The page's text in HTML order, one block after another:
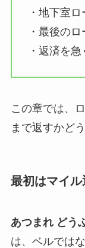
・地下室
・最後の
・返済を
この章では、
まで返すかど
最初はマイ
あつまれ どう
は、ベルではな